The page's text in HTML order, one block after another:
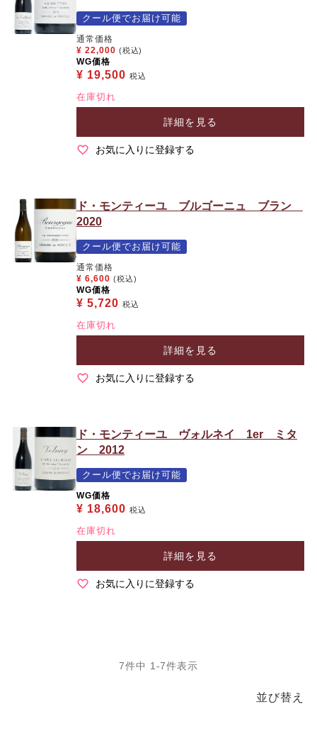
クール便でお届け可能
通常価格
¥ 22,000 (税込)
WG価格
¥ 19,500 税込
在庫切れ
詳細を見る
お気に入りに登録する
ド・モンティーユ ブルゴーニュ ブラン
2020
クール便でお届け可能
通常価格
¥ 6,600 (税込)
WG価格
¥ 5,720 税込
在庫切れ
詳細を見る
お気に入りに登録する
ド・モンティーユ ヴォルネイ 1er ミタ
ン 2012
クール便でお届け可能
WG価格
¥ 18,600 税込
在庫切れ
詳細を見る
お気に入りに登録する
並び替え
7件中 1 -7件表示